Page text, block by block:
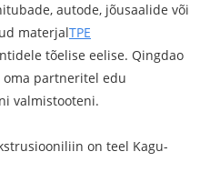
autode, jõusaalide või
materjalTPE
tõelise eelise. Qingdao
oma partneritel edu
valmistooteni.
on teel Kagu-